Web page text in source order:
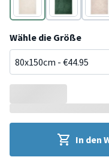
Weiß Grün
Wähle die Größe
In den